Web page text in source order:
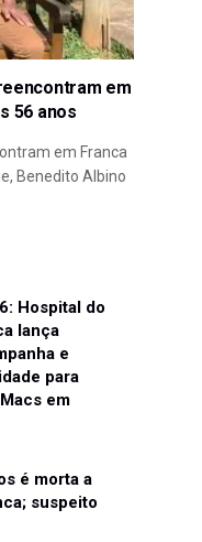
em
56 anos
em Franca
Benedito Albino
Hospital do
lança
e
para
em
é morta a
suspeito